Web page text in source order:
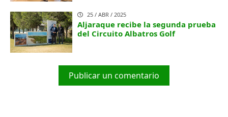
25 / ABR / 2025
Aljaraque recibe la segunda prueba
del Circuito Albatros Golf
Publicar un comentario